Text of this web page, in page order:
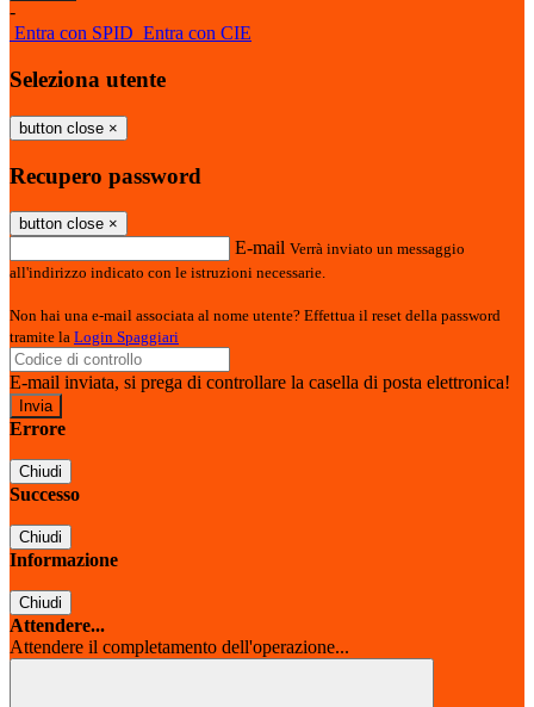
-
Entra con SPID Entra con CIE
Seleziona utente
button close ×
Recupero password
button close ×
E-mail Verrà inviato un messaggio
all'indirizzo indicato con le istruzioni necessarie.
Non hai una e-mail associata al nome utente? Effettua il reset della password
tramite la Login Spaggiari
E-mail inviata, si prega di controllare la casella di posta elettronica!
Errore
Chiudi
Successo
Chiudi
Informazione
Chiudi
Attendere...
Attendere il completamento dell'operazione...